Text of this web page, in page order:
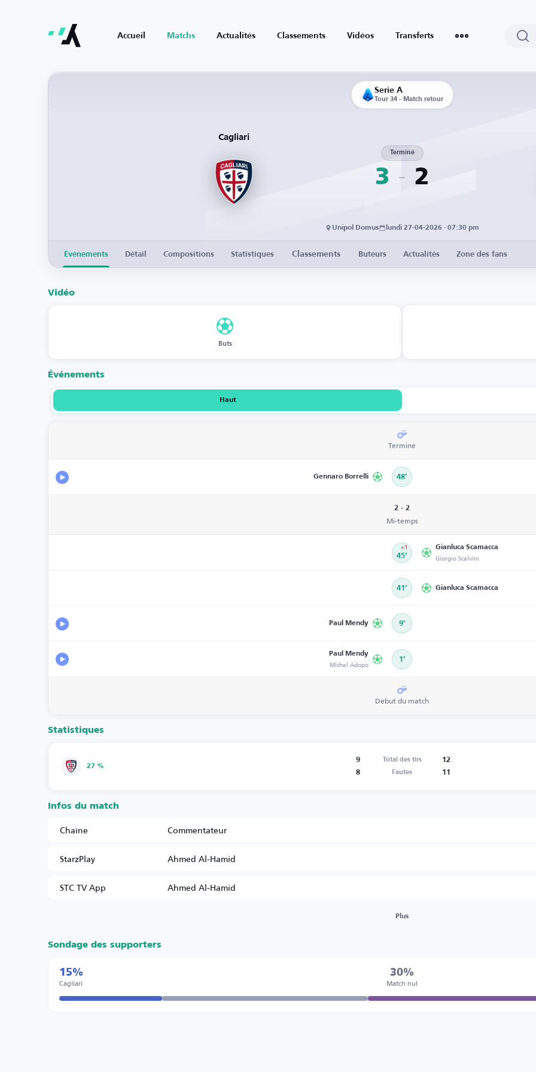
Accueil Matchs Actualités Classements Vidéos Transferts
Serie A
Tour 34 - Match retour
Cagliari
3
Terminé
2
Unipol Domus lundi 27-04-2026 · 07:30 pm
Événements Détail Compositions Statistiques Classements Buteurs Actualités Zone des fans
Vidéo
Buts
Événements
Haut
Terminé
Gennaro Borrelli 48’
2 - 2
Mi-temps
45’
+1 Gianluca Scamacca
Giorgio Scalvini
41’ Gianluca Scamacca
Paul Mendy 9’
Paul Mendy
Michel Adopo 1’
Début du match
Statistiques
27 %
9 Total des tirs
12
8
Fautes 11
Infos du match
Chaîne
Commentateur
StarzPlay
Ahmed Al-Hamid
STC TV App
Ahmed Al-Hamid
Plus
Sondage des supporters
15%
Cagliari
30%
Match nul